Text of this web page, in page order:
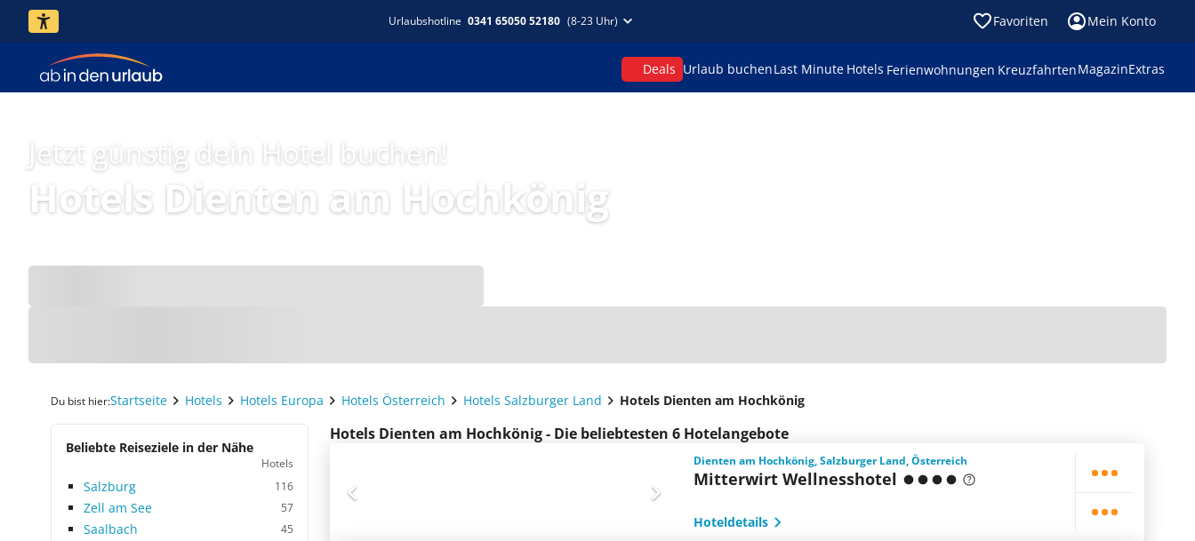
Urlaubshotline 0341 65050 52180 (8-23 Uhr) Favoriten Mein Konto
Deals Urlaub buchenLast Minute Hotels Ferienwohnungen KreuzfahrtenMagazinExtras
Jetzt günstig dein Hotel buchen!
Hotels Dienten am Hochkönig
Du bist hier:Startseite Hotels Hotels Europa Hotels Österreich Hotels Salzburger Land Hotels Dienten am Hochkönig
Beliebte Reiseziele in der Nähe
Hotels
Salzburg 116
Zell am See 57
Saalbach 45
Hotels Dienten am Hochkönig - Die beliebtesten 6 Hotelangebote
Dienten am Hochkönig, Salzburger Land, Österreich
Mitterwirt Wellnesshotel
Hoteldetails